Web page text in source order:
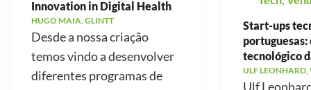
Innovation in Digital Health
HUGO MAIA, GLINTT
Desde a nossa criação
temos vindo a desenvolver
diferentes programas de
Start-ups
portuguesas:
tecnológico
ULF LEONHARD,
Ulf